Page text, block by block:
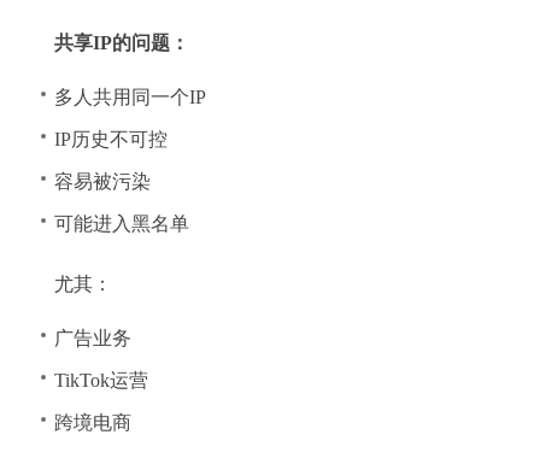
共享IP的问题：
多人共用同一个IP
IP历史不可控
容易被污染
可能进入黑名单
尤其：
广告业务
TikTok运营
跨境电商